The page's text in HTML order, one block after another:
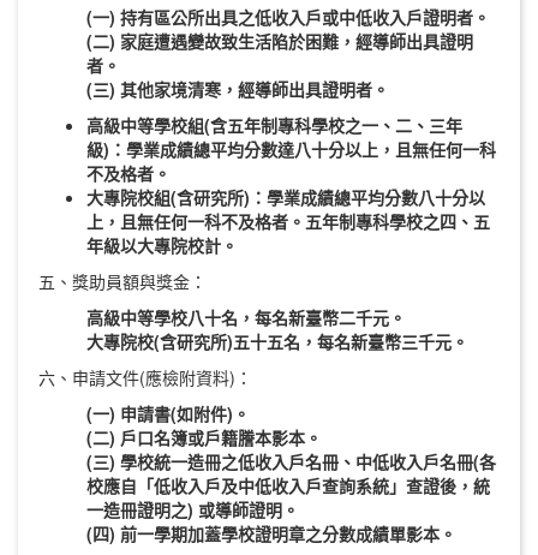
(一) 持有區公所出具之低收入戶或中低收入戶證明者。
(二) 家庭遭遇變故致生活陷於困難，經導師出具證明
者。
(三) 其他家境清寒，經導師出具證明者。
高級中等學校組(含五年制專科學校之一、二、三年
級)：學業成績總平均分數達八十分以上，且無任何一科
不及格者。
大專院校組(含研究所)：學業成績總平均分數八十分以
上，且無任何一科不及格者。五年制專科學校之四、五
年級以大專院校計。
五、獎助員額與獎金：
高級中等學校八十名，每名新臺幣二千元。
大專院校(含研究所)五十五名，每名新臺幣三千元。
六、申請文件(應檢附資料)：
(一) 申請書(如附件)。
(二) 戶口名簿或戶籍謄本影本。
(三) 學校統一造冊之低收入戶名冊、中低收入戶名冊(各
校應自「低收入戶及中低收入戶查詢系統」查證後，統
一造冊證明之) 或導師證明。
(四) 前一學期加蓋學校證明章之分數成績單影本。